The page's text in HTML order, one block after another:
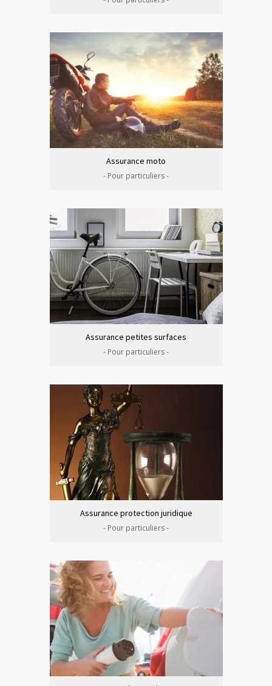
Assurance moto
- Pour particuliers -
Assurance petites surfaces
- Pour particuliers -
Assurance protection juridique
- Pour particuliers -